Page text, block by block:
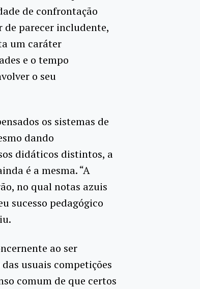
de confrontação
de parecer includente,
um caráter
e o tempo
o seu
os sistemas de
dando
didáticos distintos, a
é a mesma. “A
no qual notas azuis
sucesso pedagógico
ao ser
usuais competições
comum de que certos